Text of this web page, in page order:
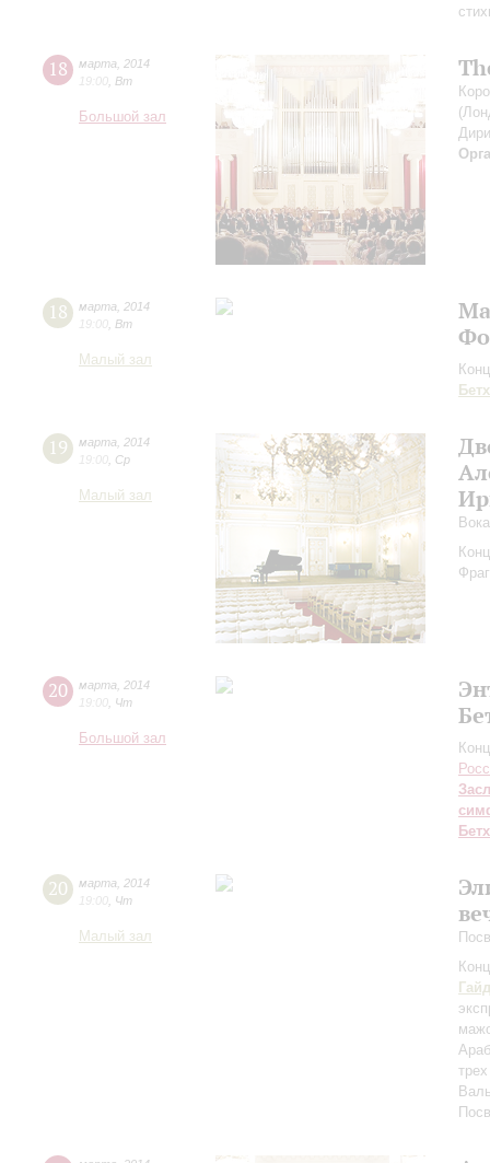
18 марта
2014
19:00 Вт
Большой зал
18 марта
2014
19:00 Вт
Малый зал
19 марта
2014
19:00 Ср
Малый зал
20 марта
2014
19:00 Чт
Большой зал
20 марта
2014
19:00 Чт
Малый зал